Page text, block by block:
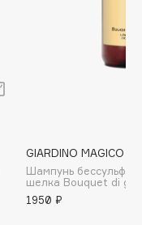
GIARDINO MAGICO
Шампунь
шелка Bouquet di
1950 ₽